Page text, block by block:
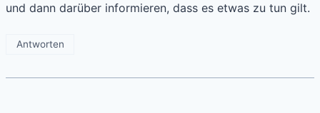
und dann darüber informieren, dass es etwas zu tun gilt.
Antworten